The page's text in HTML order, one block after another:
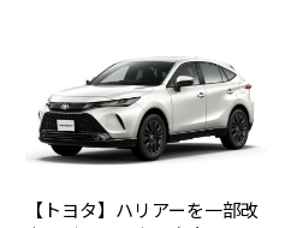
【トヨタ】ハリアーを一部改